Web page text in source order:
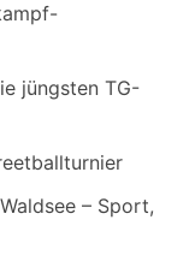
jüngsten TG-
– Sport,